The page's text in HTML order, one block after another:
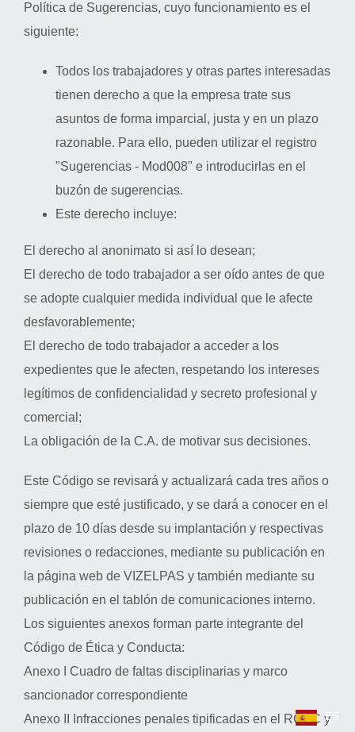
Política de Sugerencias, cuyo funcionamiento es el
siguiente:
Todos los trabajadores y otras partes interesadas
tienen derecho a que la empresa trate sus
asuntos de forma imparcial, justa y en un plazo
razonable. Para ello, pueden utilizar el registro
"Sugerencias - Mod008" e introducirlas en el
buzón de sugerencias.
Este derecho incluye:
El derecho al anonimato si así lo desean;
El derecho de todo trabajador a ser oído antes de que
se adopte cualquier medida individual que le afecte
desfavorablemente;
El derecho de todo trabajador a acceder a los
expedientes que le afecten, respetando los intereses
legítimos de confidencialidad y secreto profesional y
comercial;
La obligación de la C.A. de motivar sus decisiones.
Este Código se revisará y actualizará cada tres años o
siempre que esté justificado, y se dará a conocer en el
plazo de 10 días desde su implantación y respectivas
revisiones o redacciones, mediante su publicación en
la página web de VIZELPAS y también mediante su
publicación en el tablón de comunicaciones interno.
Los siguientes anexos forman parte integrante del
Código de Ética y Conducta:
Anexo I Cuadro de faltas disciplinarias y marco
sancionador correspondiente
Anexo II Infracciones penales tipificadas en el RGPC yES